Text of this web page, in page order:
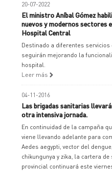
20-07-2022
El ministro Aníbal Gómez
nuevos y modernos sectores
Hospital Central
Destinado a diferentes servicios
seguirán mejorando la
hospital.
Leer más
04-11-2016
Las brigadas sanitarias
otra intensiva jornada.
En continuidad de la campaña
viene llevando adelante para
Aedes aegypti, vector del dengue,
chikungunya y zika, la cartera de
provincial continuará este